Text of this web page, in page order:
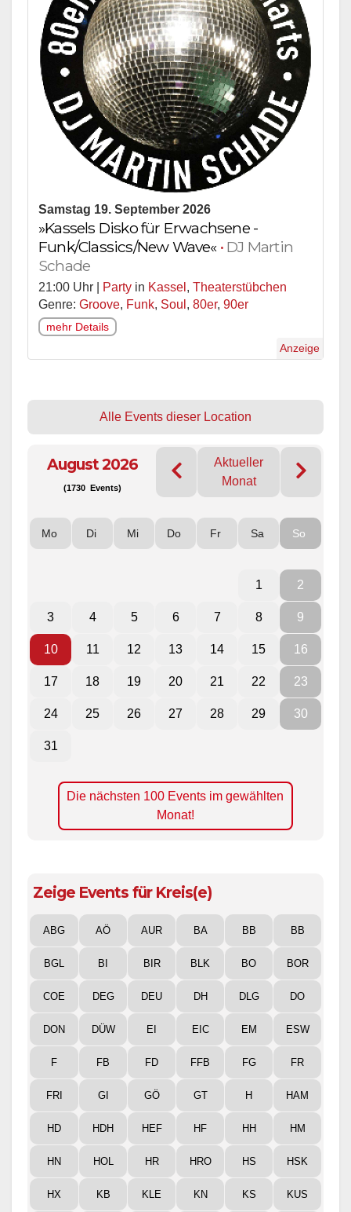
Samstag 19. September 2026
»Kassels Disko für Erwachsene -
Funk/Classics/New Wave« • DJ Martin
Schade
21:00 Uhr | Party in Kassel , Theaterstübchen
Genre: Groove, Funk, Soul , 80er, 90er
mehr Details
Anzeige
Alle Events dieser Location
August 2026
(1730 Events)
Aktueller
Monat
Mo Di Mi Do Fr Sa So
1 2
3 4 5 6 7 8 9
10 11 12 13 14 15 16
17 18 19 20 21 22 23
24 25 26 27 28 29 30
31
Die nächsten 100 Events im gewählten
Monat!
Zeige Events für Kreis(e)
ABG AÖ AUR BA BB BB
BGL BI BIR BLK BO BOR
COE DEG DEU DH DLG DO
DON DÜW EI EIC EM ESW
F FB FD FFB FG FR
FRI GI GÖ GT H HAM
HD HDH HEF HF HH HM
HN HOL HR HRO HS HSK
HX KB KLE KN KS KUS